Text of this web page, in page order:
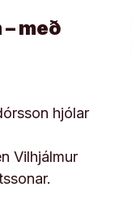
með
hjólar
Vilhjálmur